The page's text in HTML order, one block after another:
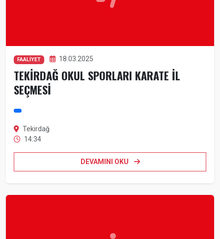
FAALİYET 18.03.2025
TEKİRDAĞ OKUL SPORLARI KARATE İL
SEÇMESİ
Tekirdağ
14:34
DEVAMINI OKU